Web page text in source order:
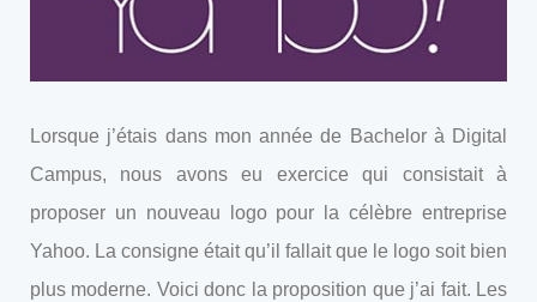
Lorsque j’étais dans mon année de Bachelor à Digital
Campus, nous avons eu exercice qui consistait à
proposer un nouveau logo pour la célèbre entreprise
Yahoo. La consigne était qu’il fallait que le logo soit bien
plus moderne. Voici donc la proposition que j’ai fait. Les